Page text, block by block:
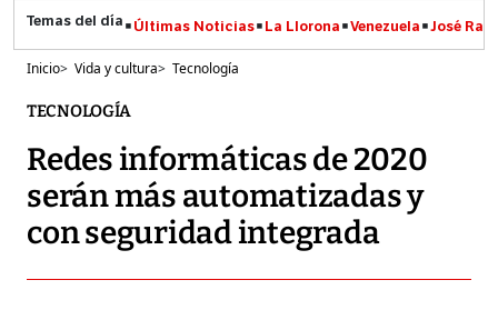
Últimas Noticias La Llorona Venezuela José
Inicio> Vida y cultura> Tecnología
TECNOLOGÍA
Redes informáticas de 2020
serán más automatizadas y
con seguridad integrada